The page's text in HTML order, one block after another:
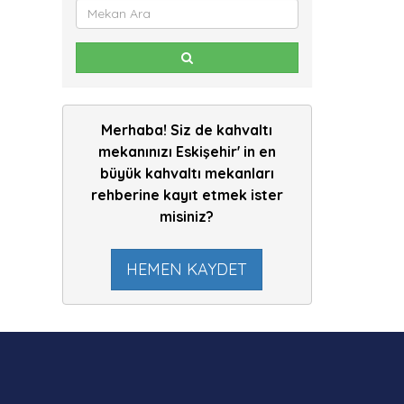
Merhaba! Siz de kahvaltı
mekanınızı Eskişehir' in en
büyük kahvaltı mekanları
rehberine kayıt etmek ister
misiniz?
HEMEN KAYDET